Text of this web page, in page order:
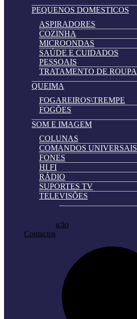
PEQUENOS DOMESTICOS
ASPIRADORES
COZINHA
MICROONDAS
SAÚDE E CUIDADOS
PESSOAIS
TRATAMENTO DE ROUPA
QUEIMA
FOGAREIROS\TREMPE
FOGÕES
SOM E IMAGEM
COLUNAS
COMANDOS UNIVERSAIS
FONES
HI FI
RÁDIO
SUPORTES TV
TELEVISÕES
Categories
in
Pedir Cotação
Contactos